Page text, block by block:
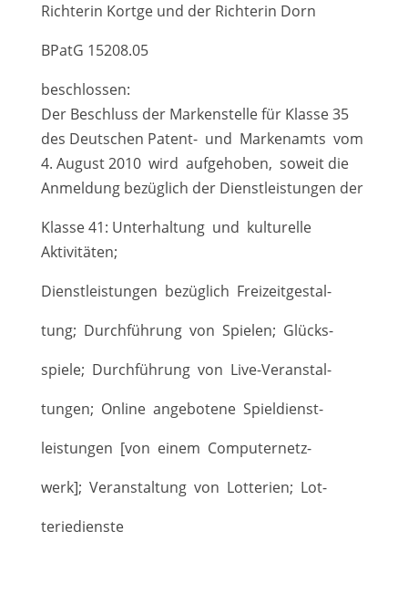
Richterin Kortge und der Richterin Dorn
BPatG 15208.05
beschlossen:
Der Beschluss der Markenstelle für Klasse 35
des Deutschen Patent- und Markenamts vom
4. August 2010 wird aufgehoben, soweit die
Anmeldung bezüglich der Dienstleistungen der
Klasse 41: Unterhaltung und kulturelle
Aktivitäten;
Dienstleistungen bezüglich Freizeitgestal-
tung; Durchführung von Spielen; Glücks-
spiele; Durchführung von Live-Veranstal-
tungen; Online angebotene Spieldienst-
leistungen [von einem Computernetz-
werk]; Veranstaltung von Lotterien; Lot-
teriedienste